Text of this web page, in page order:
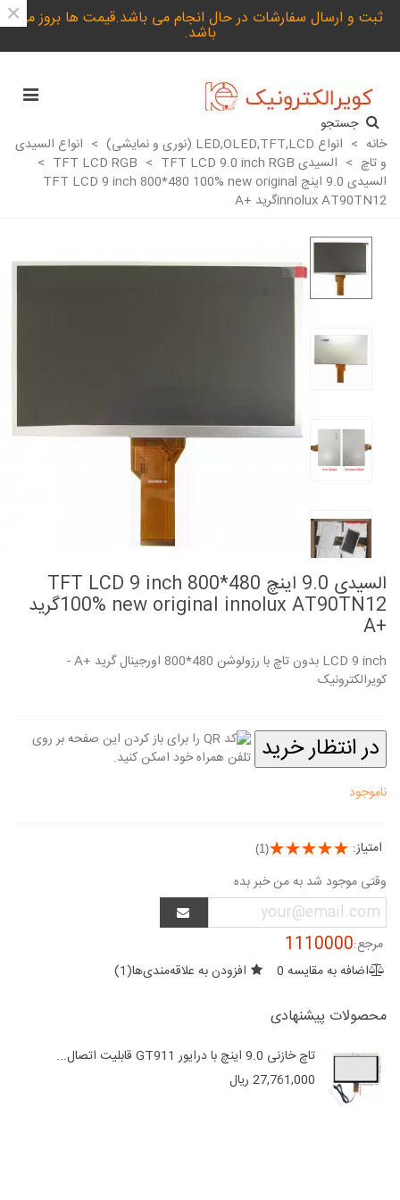
ثبت و ارسال سفارشات در حال انجام می باشد.قیمت ها بروز می
باشد.
×
جستجو
خانه > انواع LED,OLED,TFT,LCD (نوری و نمایشی) > انواع السیدی
و تاچ > السیدی TFT LCD RGB > TFT LCD 9.0 inch RGB
>
السیدی 9.0 اینچ TFT LCD 9 inch 800*480 100% new original
innolux AT90TN12گرید +A
السیدی 9.0 اینچ TFT LCD 9 inch 800*480
100% new original innolux AT90TN12گرید
+A
LCD 9 inch بدون تاچ با رزولوشن 480*800 اورجینال گرید +A -
کویرالکترونیک
در انتظار خرید
ناموجود
امتیاز: (1)
وقتی موجود شد به من خبر بده
مرجع:1110000
اضافه به مقایسه 0 افزودن به علاقه‌مندی‌ها(
1
)
محصولات پیشنهادی
تاچ خازنی 9.0 اینچ با درایور GT911 قابلیت اتصال...
27,761,000 ریال